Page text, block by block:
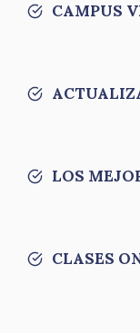
CAMPUS
LOS
CLASES